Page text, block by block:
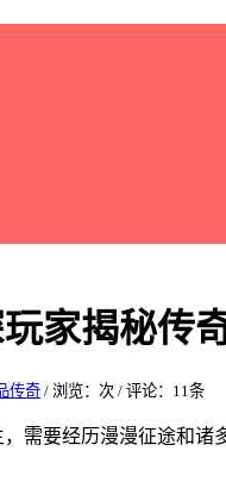
家揭秘传
传奇/ 浏览： 次 / 评论：11条
需要经历漫漫征途和